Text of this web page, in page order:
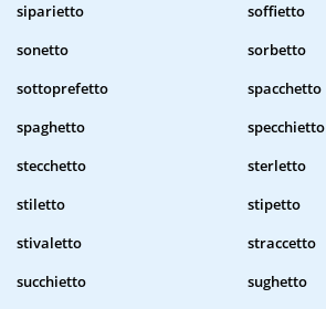
siparietto
soffietto
sonetto
sorbetto
sottoprefetto
spacchetto
spaghetto
specchietto
stecchetto
sterletto
stiletto
stipetto
stivaletto
straccetto
succhietto
sughetto